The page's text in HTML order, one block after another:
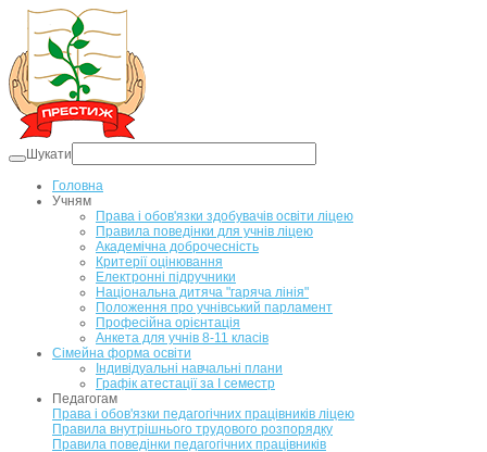
Шукати
Головна
Учням
Права і обов'язки здобувачів освіти ліцею
Правила поведінки для учнів ліцею
Академічна доброчесність
Критерії оцінювання
Електронні підручники
Національна дитяча "гаряча лінія"
Положення про учнівський парламент
Професійна орієнтація
Анкета для учнів 8-11 класів
Сімейна форма освіти
Індивідуальні навчальні плани
Графік атестації за І семестр
Педагогам
Права і обов'язки педагогічних працівників ліцею
Правила внутрішнього трудового розпорядку
Правила поведінки педагогічних працівників